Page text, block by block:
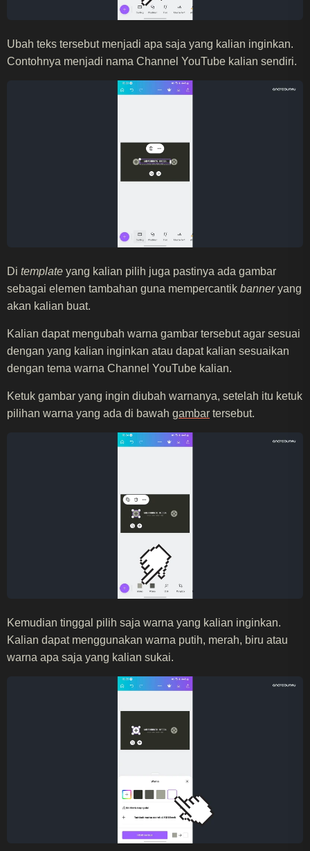
Ubah teks tersebut menjadi apa saja yang kalian inginkan.
Contohnya menjadi nama Channel YouTube kalian sendiri.
Di template yang kalian pilih juga pastinya ada gambar
sebagai elemen tambahan guna mempercantik banneryang
akan kalian buat.
Kalian dapat mengubah warna gambar tersebut agar sesuai
dengan yang kalian inginkan atau dapat kalian sesuaikan
dengan tema warna Channel YouTube kalian.
Ketuk gambar yang ingin diubah warnanya, setelah itu ketuk
pilihan warna yang ada di bawah gambar tersebut.
Kemudian tinggal pilih saja warna yang kalian inginkan.
Kalian dapat menggunakan warna putih, merah, biru atau
warna apa saja yang kalian sukai.